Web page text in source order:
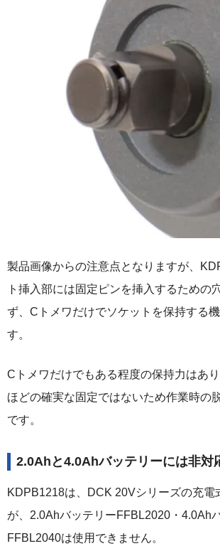
製品画像からの注意点となりますが、
ト挿入部には固定ピンを挿入するための
ず、Cトメワだけでソケットを保持する
す。
Cトメワだけでもある程度の保持力はあ
ほどの確実な固定ではないため作業時の
です。
2.0Ahと4.0Ahバッテリーには非対
KDPB1218は、DCK 20Vシリーズの充電
が、2.0AhバッテリーFFBL2020・4.0Ah
FFBL2040は使用できません。